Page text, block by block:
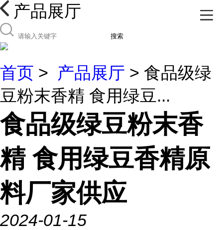
产品展厅
搜索
首页 > 产品展厅 > 食品级绿
豆粉末香精 食用绿豆...
食品级绿豆粉末香
精 食用绿豆香精原
料厂家供应
2024-01-15